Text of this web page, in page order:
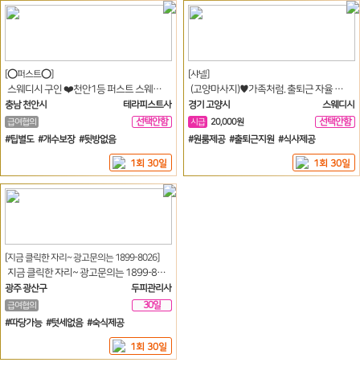
[⭕퍼스트⭕]
스웨디시 구인 ❤️천안1등 퍼스트 스웨디시 테라피 콜넘쳐요❤️
충남 천안시
테라피스트사
급여협의
선택안함
일
#팁별도 #개수보장 #뒷방없음
1회 30일
[샤넬]
(고양마사지)♥️가족처럼. 출퇴근 자율 택시비지원♥️
경기 고양시
스웨디시
시급 20,000원
선택안함
일
#원룸제공 #출퇴근지원 #식사제공
1회 30일
[지금 클릭한 자리~ 광고문의는 1899-8026]
지금 클릭한 자리~ 광고문의는 1899-8026
광주 광산구
두피관리사
급여협의
30일
#따당가능 #텃세없음 #숙식제공
1회 30일